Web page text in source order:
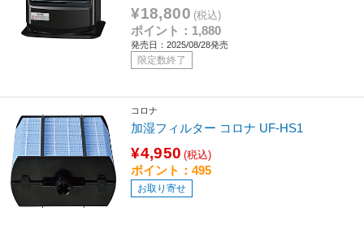
¥18,800 (税込)
ポイント：1,880
発売日：2025/08/28発売
限定数終了
コロナ
加湿フィルター コロナ UF-HS1
¥4,950 (税込)
ポイント：495
お取り寄せ